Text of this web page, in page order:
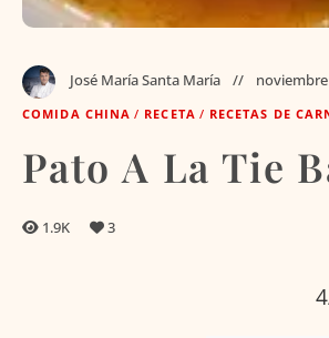
José María Santa María noviembre
COMIDA CHINA / RECETA / RECETAS DE
Pato A La Tie
1.9K 3